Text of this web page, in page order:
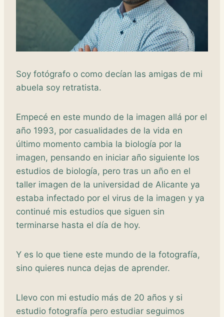
Soy fotógrafo o como decían las amigas de mi
abuela soy retratista.
Empecé en este mundo de la imagen allá por el
año 1993, por casualidades de la vida en
último momento cambia la biología por la
imagen, pensando en iniciar año siguiente los
estudios de biología, pero tras un año en el
taller imagen de la universidad de Alicante ya
estaba infectado por el virus de la imagen y ya
continué mis estudios que siguen sin
terminarse hasta el día de hoy.
Y es lo que tiene este mundo de la fotografía,
sino quieres nunca dejas de aprender.
Llevo con mi estudio más de 20 años y si
estudio fotografía pero estudiar seguimos